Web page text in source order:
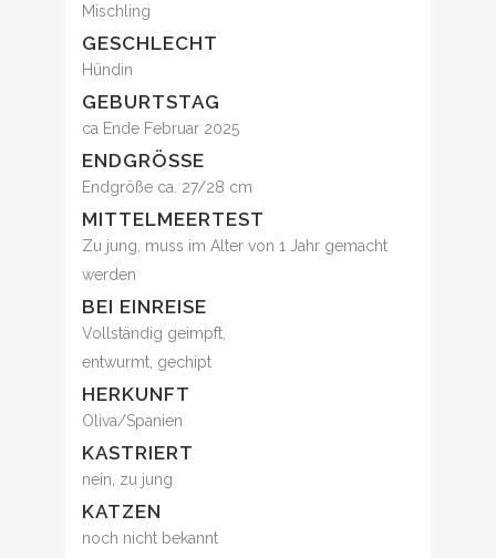
Mischling
GESCHLECHT
Hündin
GEBURTSTAG
ca Ende Februar 2025
ENDGRÖSSE
Endgröße ca. 27/28 cm
MITTELMEERTEST
Zu jung, muss im Alter von 1 Jahr gemacht
werden
BEI EINREISE
Vollständig geimpft,
entwurmt, gechipt
HERKUNFT
Oliva/Spanien
KASTRIERT
nein, zu jung
KATZEN
noch nicht bekannt